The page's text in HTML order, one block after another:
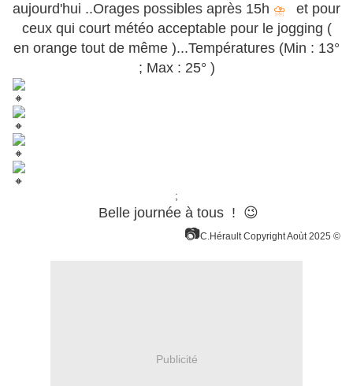
aujourd'hui ..Orages possibles après 15h ⛈️
et pour
ceux qui court météo acceptable pour le jogging (
en orange tout de même )...Températures (Min : 13°
; Max : 25° )
;
Belle journée à tous ! 😉
📷C.Hérault Copyright Aoùt 2025 ©
Publicité